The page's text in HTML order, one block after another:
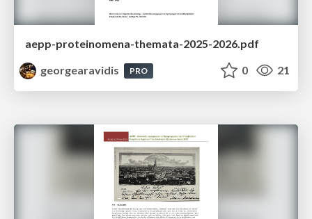
aepp-proteinomena-themata-2025-2026.pdf
georgearavidis
PRO 0 21